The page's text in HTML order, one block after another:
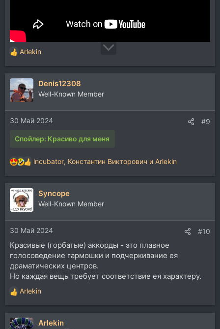
Р
е
а
к
ц
и
и
:
Arlekin
Denis12308
Well-Known Member
30 Май 2024 #9
Спойлер: Красиво для меня
Р
е
а
к
ц
и
и
:
incubator, Константин Викторович и Arlekin
Syncope
Well-Known Member
30 Май 2024 #10
Красивые (горбатые) аккорды - это плавное
голосоведение гармошки и подчеркивание ея
драматических центров.
Но каждая вещь требует соответствие ея характеру.
Р
е
а
к
Arlekin
Arlekin